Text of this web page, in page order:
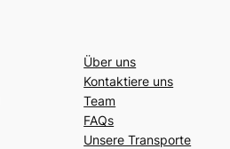
Über uns
Kontaktiere uns
Team
FAQs
Unsere Transporte